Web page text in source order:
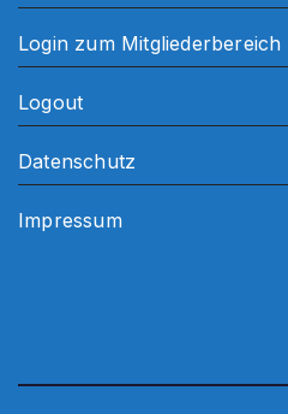
Login zum Mitgliederbereich
Logout
Datenschutz
Impressum